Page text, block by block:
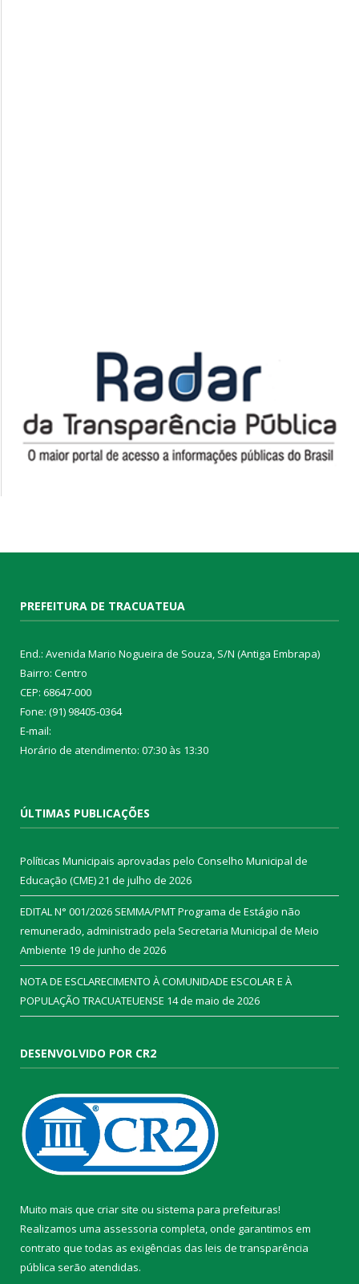
PREFEITURA DE TRACUATEUA
End.: Avenida Mario Nogueira de Souza, S/N (Antiga Embrapa)
Bairro: Centro
CEP: 68647-000
Fone: (91) 98405-0364
E-mail:
Horário de atendimento: 07:30 às 13:30
ÚLTIMAS PUBLICAÇÕES
Políticas Municipais aprovadas pelo Conselho Municipal de
Educação (CME)21 de julho de 2026
EDITAL N° 001/2026 SEMMA/PMT Programa de Estágio não
remunerado, administrado pela Secretaria Municipal de Meio
Ambiente 19 de junho de 2026
NOTA DE ESCLARECIMENTO À COMUNIDADE ESCOLAR E À
POPULAÇÃO TRACUATEUENSE 14 de maio de 2026
DESENVOLVIDO POR CR2
Muito mais que criar site ou sistema para prefeituras!
Realizamos uma assessoria completa, onde garantimos em
contrato que todas as exigências das leis de transparência
pública serão atendidas.